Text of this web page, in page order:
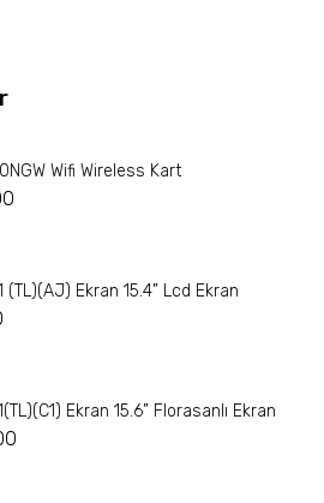
Wifi Wireless Kart
(TL)(AJ) Ekran 15.4” Lcd Ekran
Ekran 15.6” Florasanlı Ekran